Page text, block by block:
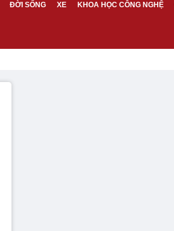
ĐỜI SỐNG XE KHOA HỌC CÔNG NGHỆ